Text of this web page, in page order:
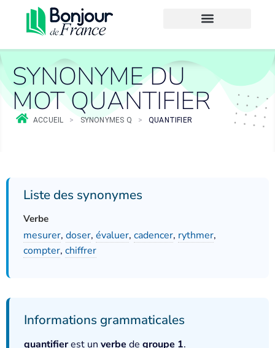
SYNONYME DU
MOT QUANTIFIER
ACCUEIL > SYNONYMES Q > QUANTIFIER
Liste des synonymes
Verbe
mesurer, doser, évaluer, cadencer, rythmer,
compter, chiffrer
Informations grammaticales
quantifierest un verbe de groupe 1.